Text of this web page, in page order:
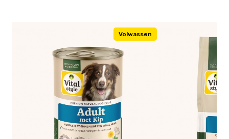
Volwassen